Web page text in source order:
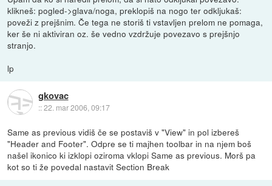
klikneš: pogled->glava/noga, preklopiš na nogo ter odkljukaš:
poveži z prejšnim. Če tega ne storiš ti vstavljen prelom ne pomaga,
ker še ni aktiviran oz. še vedno vzdržuje povezavo s prejšnjo
stranjo.
lp
gkovac
::22. mar 2006, 09:17
Same as previous vidiš če se postaviš v "View" in pol izbereš
"Header and Footer". Odpre se ti majhen toolbar in na njem boš
našel ikonico ki izklopi oziroma vklopi Same as previous. Morš pa
kot so ti že povedal nastavit Section Break